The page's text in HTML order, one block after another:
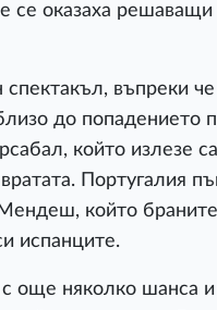
оказаха решаващи
въпреки че
до попадението
който излезе
Португалия
който
испанците.
още няколко шанса и